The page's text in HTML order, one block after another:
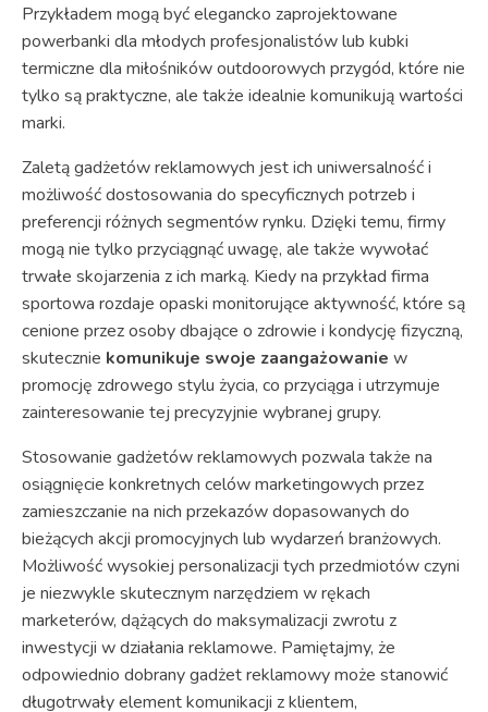
Przykładem mogą być elegancko zaprojektowane
powerbanki dla młodych profesjonalistów lub kubki
termiczne dla miłośników outdoorowych przygód, które nie
tylko są praktyczne, ale także idealnie komunikują wartości
marki.
Zaletą gadżetów reklamowych jest ich uniwersalność i
możliwość dostosowania do specyficznych potrzeb i
preferencji różnych segmentów rynku. Dzięki temu, firmy
mogą nie tylko przyciągnąć uwagę, ale także wywołać
trwałe skojarzenia z ich marką. Kiedy na przykład firma
sportowa rozdaje opaski monitorujące aktywność, które są
cenione przez osoby dbające o zdrowie i kondycję fizyczną,
skutecznie komunikuje swoje zaangażowanie w
promocję zdrowego stylu życia, co przyciąga i utrzymuje
zainteresowanie tej precyzyjnie wybranej grupy.
Stosowanie gadżetów reklamowych pozwala także na
osiągnięcie konkretnych celów marketingowych przez
zamieszczanie na nich przekazów dopasowanych do
bieżących akcji promocyjnych lub wydarzeń branżowych.
Możliwość wysokiej personalizacji tych przedmiotów czyni
je niezwykle skutecznym narzędziem w rękach
marketerów, dążących do maksymalizacji zwrotu z
inwestycji w działania reklamowe. Pamiętajmy, że
odpowiednio dobrany gadżet reklamowy może stanowić
długotrwały element komunikacji z klientem,